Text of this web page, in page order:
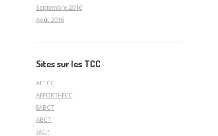
Septembre 2016
Août 2016
Sites sur les TCC
AFTCC
AFFORTHECC
EABCT
ABCT
IACP